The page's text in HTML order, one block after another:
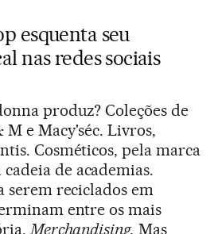
esquenta seu
nas redes sociais
produz? Coleções de
e Macy'séc. Livros,
Cosméticos, pela marca
de academias.
serem reciclados em
entre os mais
Merchandising. Mas